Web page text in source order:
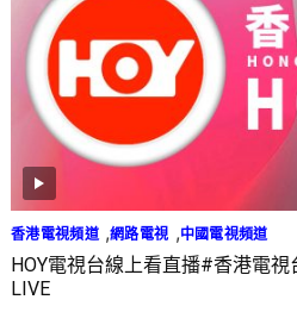
香港電視頻道 ,網路電視 ,中國電視頻道
HOY電視台線上看直播#香港電視
LIVE